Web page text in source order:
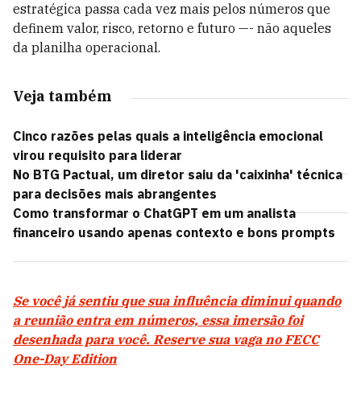
estratégica passa cada vez mais pelos números que
definem valor, risco, retorno e futuro —- não aqueles
da planilha operacional.
Veja também
Cinco razões pelas quais a inteligência emocional
virou requisito para liderar
No BTG Pactual, um diretor saiu da 'caixinha' técnica
para decisões mais abrangentes
Como transformar o ChatGPT em um analista
financeiro usando apenas contexto e bons prompts
Se você já sentiu que sua influência diminui quando
a reunião entra em números, essa imersão foi
desenhada para você. Reserve sua vaga no FECC
One-Day Edition